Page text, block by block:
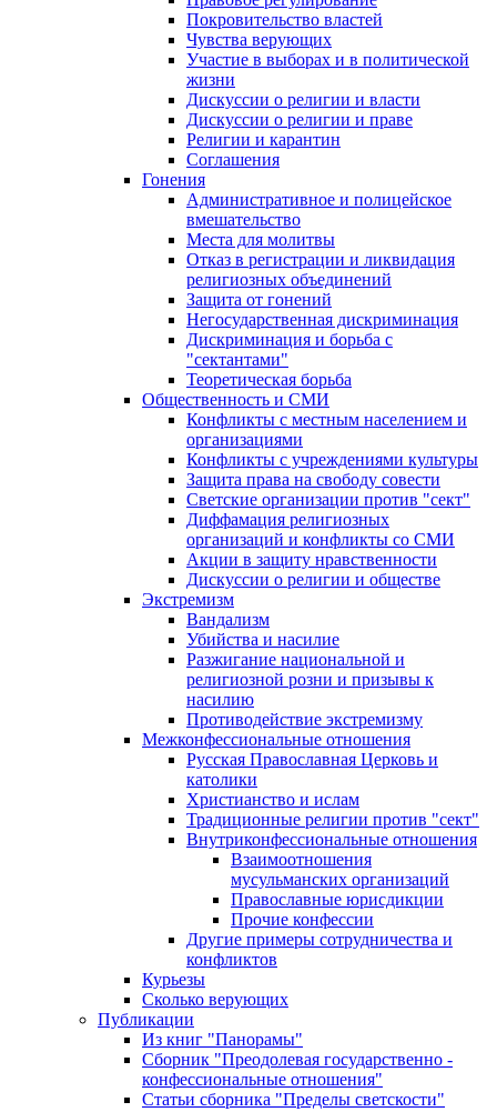
Покровительство властей
Чувства верующих
Участие в выборах и в политической
жизни
Дискуссии о религии и власти
Дискуссии о религии и праве
Религии и карантин
Соглашения
Гонения
Административное и полицейское
вмешательство
Места для молитвы
Отказ в регистрации и ликвидация
религиозных объединений
Защита от гонений
Негосударственная дискриминация
Дискриминация и борьба с
"сектантами"
Теоретическая борьба
Общественность и СМИ
Конфликты с местным населением и
организациями
Конфликты с учреждениями культуры
Защита права на свободу совести
Светские организации против "сект"
Диффамация религиозных
организаций и конфликты со СМИ
Акции в защиту нравственности
Дискуссии о религии и обществе
Экстремизм
Вандализм
Убийства и насилие
Разжигание национальной и
религиозной розни и призывы к
насилию
Противодействие экстремизму
Межконфессиональные отношения
Русская Православная Церковь и
католики
Христианство и ислам
Традиционные религии против "сект"
Внутриконфессиональные отношения
Взаимоотношения
мусульманских организаций
Православные юрисдикции
Прочие конфессии
Другие примеры сотрудничества и
конфликтов
Курьезы
Сколько верующих
Публикации
Из книг "Панорамы"
Сборник "Преодолевая государственно -
конфессиональные отношения"
Статьи сборника "Пределы светскости"